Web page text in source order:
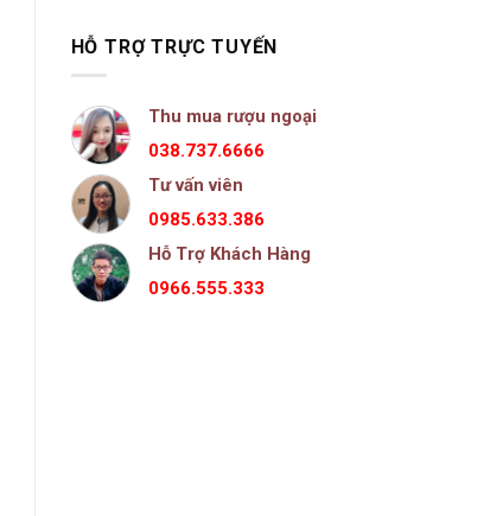
HỖ TRỢ TRỰC TUYẾN
Thu mua rượu ngoại
038.737.6666
Tư vấn viên
0985.633.386
Hỗ Trợ Khách Hàng
0966.555.333